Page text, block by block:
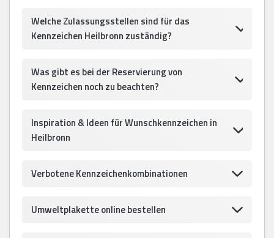
Welche Zulassungsstellen sind für das
Kennzeichen Heilbronn zuständig?
Was gibt es bei der Reservierung von
Kennzeichen noch zu beachten?
Inspiration & Ideen für Wunschkennzeichen in
Heilbronn
Verbotene Kennzeichenkombinationen
Umweltplakette online bestellen